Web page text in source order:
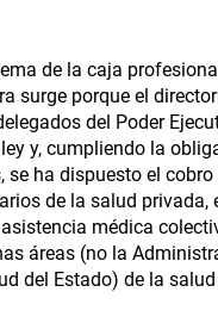
de la caja
surge porque el
del Poder
y, cumpliendo la
se ha dispuesto el
de la salud privada,
médica
áreas (no la
del Estado) de la